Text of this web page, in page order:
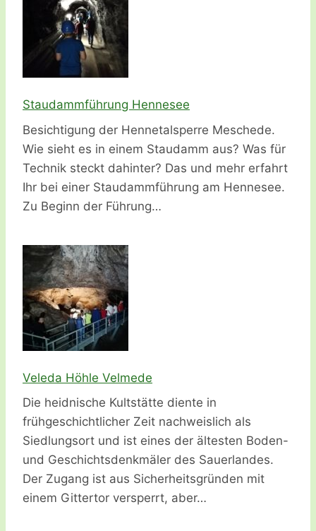
Staudammführung Hennesee
Besichtigung der Hennetalsperre Meschede.
Wie sieht es in einem Staudamm aus? Was für
Technik steckt dahinter? Das und mehr erfahrt
Ihr bei einer Staudammführung am Hennesee.
Zu Beginn der Führung…
Veleda Höhle Velmede
Die heidnische Kultstätte diente in
frühgeschichtlicher Zeit nachweislich als
Siedlungsort und ist eines der ältesten Boden-
und Geschichtsdenkmäler des Sauerlandes.
Der Zugang ist aus Sicherheitsgründen mit
einem Gittertor versperrt, aber…